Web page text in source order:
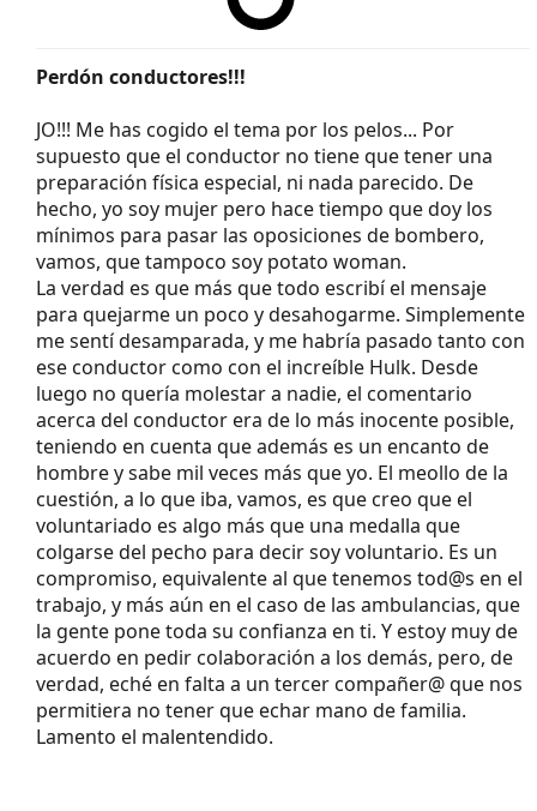
Perdón conductores!!!
JO!!! Me has cogido el tema por los pelos... Por
supuesto que el conductor no tiene que tener una
preparación física especial, ni nada parecido. De
hecho, yo soy mujer pero hace tiempo que doy los
mínimos para pasar las oposiciones de bombero,
vamos, que tampoco soy potato woman.
La verdad es que más que todo escribí el mensaje
para quejarme un poco y desahogarme. Simplemente
me sentí desamparada, y me habría pasado tanto con
ese conductor como con el increíble Hulk. Desde
luego no quería molestar a nadie, el comentario
acerca del conductor era de lo más inocente posible,
teniendo en cuenta que además es un encanto de
hombre y sabe mil veces más que yo. El meollo de la
cuestión, a lo que iba, vamos, es que creo que el
voluntariado es algo más que una medalla que
colgarse del pecho para decir soy voluntario. Es un
compromiso, equivalente al que tenemos tod@s en el
trabajo, y más aún en el caso de las ambulancias, que
la gente pone toda su confianza en ti. Y estoy muy de
acuerdo en pedir colaboración a los demás, pero, de
verdad, eché en falta a un tercer compañer@ que nos
permitiera no tener que echar mano de familia.
Lamento el malentendido.